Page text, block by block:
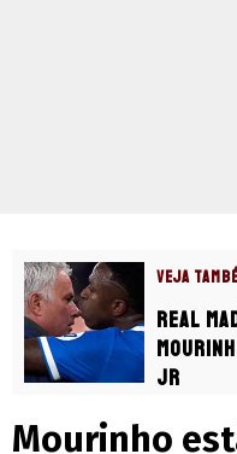
VEJA
Real
Jr
Mourinho